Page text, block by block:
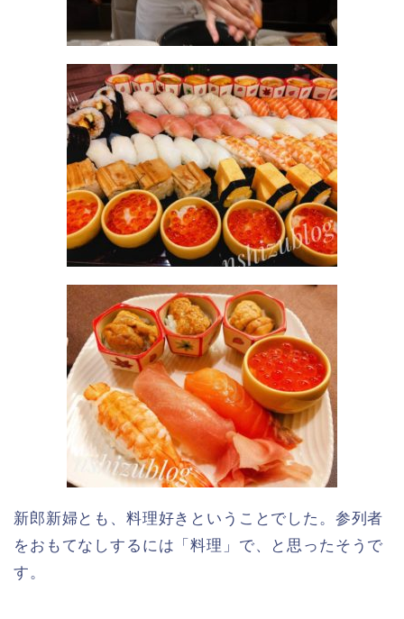
新郎新婦とも、料理好きということでした。参列者
をおもてなしするには「料理」で、と思ったそうで
す。